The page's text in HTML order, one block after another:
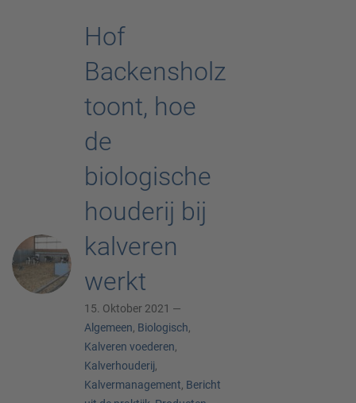
Hof
Backensholz
toont, hoe
de
biologische
houderij bij
kalveren
werkt
15. Oktober 2021 —
Algemeen, Biologisch,
Kalveren voederen,
Kalverhouderij,
Kalvermanagement, Bericht